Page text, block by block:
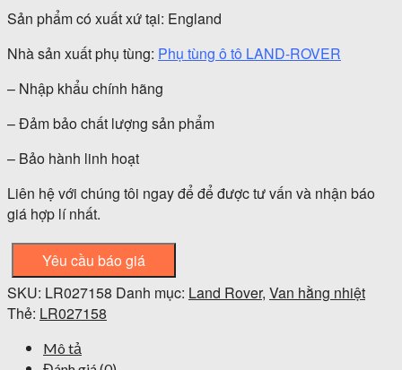
Sản phẩm có xuất xứ tại: England
Nhà sản xuất phụ tùng: Phụ tùng ô tô LAND-ROVER
– Nhập khẩu chính hãng
– Đảm bảo chất lượng sản phẩm
– Bảo hành linh hoạt
Liên hệ với chúng tôi ngay để để được tư vấn và nhận báo
giá hợp lí nhất.
Yêu cầu báo giá
SKU: LR027158 Danh mục: Land Rover, Van hằng nhiệt
Thẻ: LR027158
Mô tả